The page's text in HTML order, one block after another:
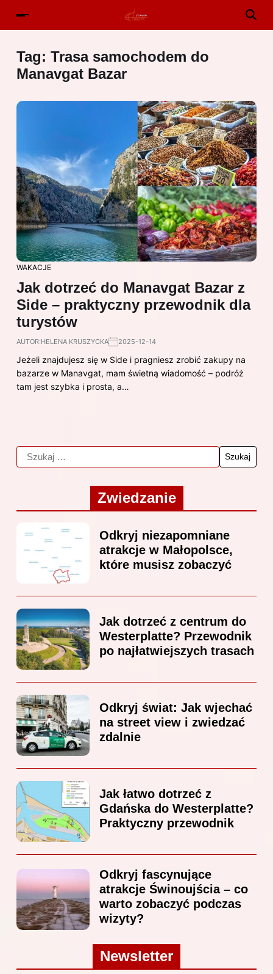
Tag: Trasa samochodem do
Manavgat Bazar
WAKACJE
Jak dotrzeć do Manavgat Bazar z
Side – praktyczny przewodnik dla
turystów
AUTOR:HELENA KRUSZYCKA 2025-12-14
Jeżeli znajdujesz się w Side i pragniesz zrobić zakupy na
bazarze w Manavgat, mam świetną wiadomość – podróż
tam jest szybka i prosta, a…
Zwiedzanie
Odkryj niezapomniane
atrakcje w Małopolsce,
które musisz zobaczyć
Jak dotrzeć z centrum do
Westerplatte? Przewodnik
po najłatwiejszych trasach
Odkryj świat: Jak wjechać
na street view i zwiedzać
zdalnie
Jak łatwo dotrzeć z
Gdańska do Westerplatte?
Praktyczny przewodnik
Odkryj fascynujące
atrakcje Świnoujścia – co
warto zobaczyć podczas
wizyty?
Newsletter